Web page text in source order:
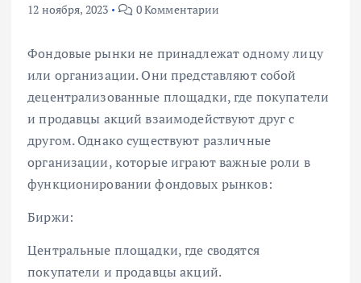
12 ноября, 2023
0 Комментарии
Фондовые рынки не принадлежат одному лицу
или организации. Они представляют собой
децентрализованные площадки, где покупатели
и продавцы акций взаимодействуют друг с
другом. Однако существуют различные
организации, которые играют важные роли в
функционировании фондовых рынков:
Биржи:
Центральные площадки, где сводятся
покупатели и продавцы акций.